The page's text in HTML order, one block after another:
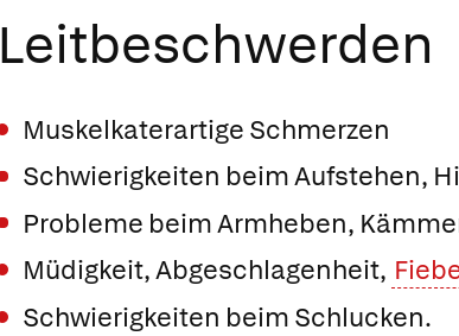
Leitbeschwerden
Muskelkaterartige Schmerzen
Schwierigkeiten beim Aufstehen,
Probleme beim Armheben,
Müdigkeit, Abgeschlagenheit,
Schwierigkeiten beim Schlucken.